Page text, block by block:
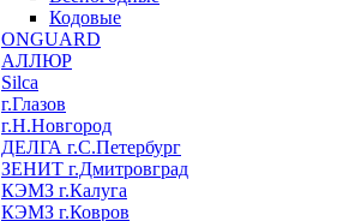
Кодовые
ONGUARD
АЛЛЮР
Silca
г.Глазов
г.Н.Новгород
ДЕЛГА г.С.Петербург
ЗЕНИТ г.Дмитровград
КЭМЗ г.Калуга
КЭМЗ г.Ковров